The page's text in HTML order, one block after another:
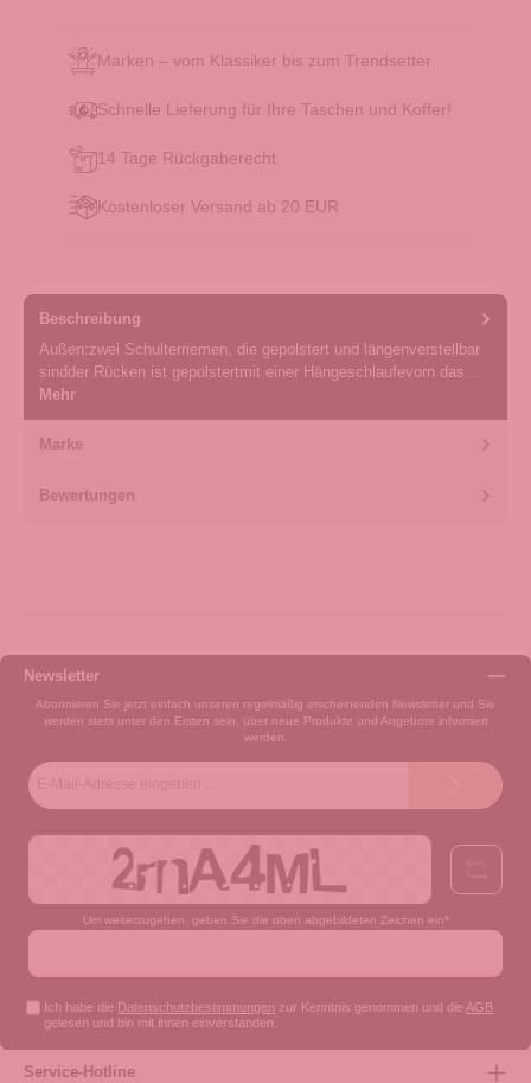
Marken – vom Klassiker bis zum Trendsetter
Schnelle Lieferung für Ihre Taschen und Koffer!
14 Tage Rückgaberecht
Kostenloser Versand ab 20 EUR
Beschreibung
Außen:zwei Schulterriemen, die gepolstert und längenverstellbar
sindder Rücken ist gepolstertmit einer Hängeschlaufevorn das…
Mehr
Marke
Bewertungen
Newsletter
Abonnieren Sie jetzt einfach unseren regelmäßig erscheinenden Newsletter und Sie
werden stets unter den Ersten sein, über neue Produkte und Angebote informiert
werden.
Um weiterzugehen, geben Sie die oben abgebildeten Zeichen ein*
Ich habe die Datenschutzbestimmungen zur Kenntnis genommen und die AGB
gelesen und bin mit ihnen einverstanden.
Service-Hotline